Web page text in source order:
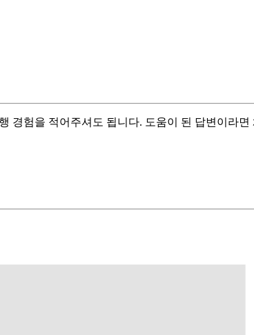
험을 적어주셔도 됩니다. 도움이 된 답변이라